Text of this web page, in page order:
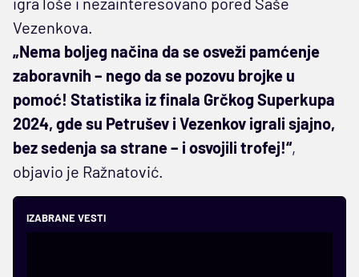
Vezenkova.
„Nema boljeg načina da se osveži pamćenje
zaboravnih – nego da se pozovu brojke u
pomoć! Statistika iz finala Grčkog Superkupa
2024, gde su Petrušev i Vezenkov igrali sjajno,
bez sedenja sa strane – i osvojili trofej!“,
objavio je Ražnatović.
IZABRANE VESTI